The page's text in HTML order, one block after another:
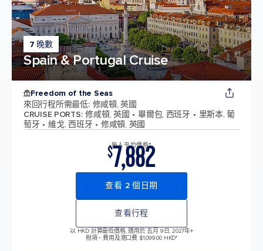
7 晚數
Spain & Portugal Cruise
Freedom of the Seas
來回行程所需最低: 修咸頓, 英國
CRUISE PORTS: 修咸頓, 英國 畢爾包, 西班牙
里斯本, 葡
萄牙
維戈, 西班牙 修咸頓, 英國
每人平均價格*
$7,882
查看 2 個日期
查看行程
以 HKD 計算最低價格, 適用於 五月 9日, 2027年+
稅項、費用及港口費 $1,099.00 HKD*